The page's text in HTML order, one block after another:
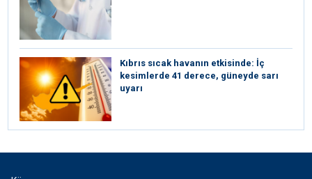
Kıbrıs sıcak havanın etkisinde: İç
kesimlerde 41 derece, güneyde sarı
uyarı